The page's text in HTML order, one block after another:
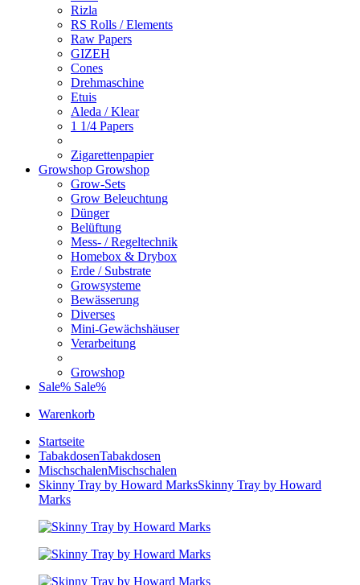
Rizla
RS Rolls / Elements
Raw Papers
GIZEH
Cones
Drehmaschine
Etuis
Aleda / Klear
1 1/4 Papers
Zigarettenpapier
Growshop Growshop
Grow-Sets
Grow Beleuchtung
Dünger
Belüftung
Mess- / Regeltechnik
Homebox & Drybox
Erde / Substrate
Growsysteme
Bewässerung
Diverses
Mini-Gewächshäuser
Verarbeitung
Growshop
Sale% Sale%
Warenkorb
Startseite
TabakdosenTabakdosen
MischschalenMischschalen
Skinny Tray by Howard MarksSkinny Tray by Howard
Marks